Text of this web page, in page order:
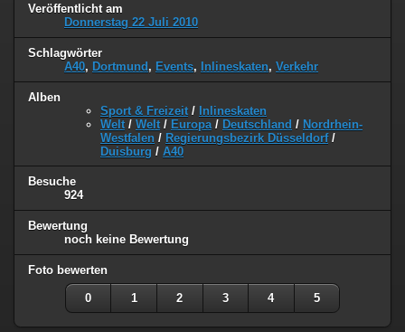
Veröffentlicht am
Donnerstag 22 Juli 2010
Schlagwörter
A40, Dortmund, Events, Inlineskaten, Verkehr
Alben
Sport & Freizeit / Inlineskaten
Welt / Welt / Europa / Deutschland / Nordrhein-
Westfalen / Regierungsbezirk Düsseldorf/
Duisburg / A40
Besuche
924
Bewertung
noch keine Bewertung
Foto bewerten
0 1 2 3 4 5